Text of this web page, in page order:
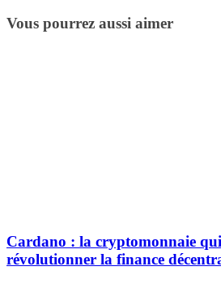
Vous pourrez aussi aimer
Cardano : la cryptomonnaie
révolutionner la finance